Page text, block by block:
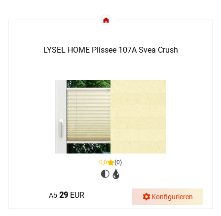
LYSEL HOME Plissee 107A Svea Crush
0,0 (0)
Ab 29 EUR Konfigurieren